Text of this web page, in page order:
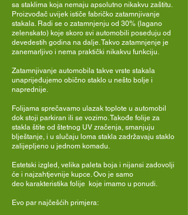
sa staklima koja nemaju apsolutno nikakvu zaštitu.
Proizvođač uvijek ističe fabričko zatamnjivanje
stakala. Radi se o zatamnjenju od 30% (lagano
zelenskato) koje skoro svi automobili poseduju od
devedestih godina na dalje. Takvo zatamnjenje je
zanemarljivo i nema praktički nikakvu funkciju.
Zatamnjivanje automobila takve vrste stakala
unaprijeđujemo obično staklo u nešto bolje i
naprednije.
Folijama sprečavamo ulazak toplote u automobil
dok stoji parkiran ili se vozimo. Takođe folije za
stakla štite od štetnog UV zračenja, smanjuju
blještanje, i u slučaju loma stakla zadržavaju staklo
zalijepljeno u jednom komadu.
Estetski izgled, velika paleta boja i nijansi zadovolji
će i najzahtjevnije kupce. Ovo je samo
deo karakteristika folije koje imamo u ponudi.
Evo par najčešćih primjera: